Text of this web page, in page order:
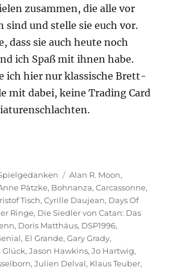
zusammen, die alle vor
sind und stelle sie euch vor.
dass sie auch heute noch
ich Spaß mit ihnen habe.
ich hier nur klassische Brett-
mit dabei, keine Trading Card
vor 2005“
Schlagwörter
Alan R. Moon,
Pätzke, Bohnanza,Carcassonne,
Tisch,Cyrille Daujean, Days Of
Ringe, Die Siedler von Catan: Das
, Doris Matthäus, DSP1996,
, El Grande,Gary Grady,
Glück,Jason Hawkins,Jo Hartwig,
,Julien Delval, Klaus Teuber,